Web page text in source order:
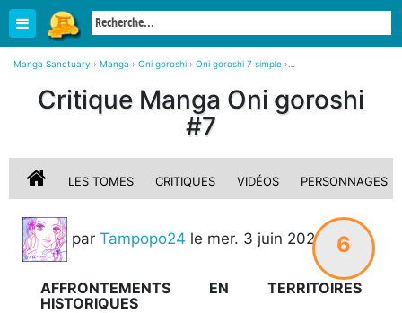
Manga Sanctuary › Manga › Oni goroshi › Oni goroshi 7 simple ›
Critique Manga Oni goroshi
#7
LES TOMES CRITIQUES VIDÉOS PERSONNAGES
6
par Tampopo24 le mer. 3 juin 2026 STAFF
AFFRONTEMENTS EN TERRITOIRES
HISTORIQUES